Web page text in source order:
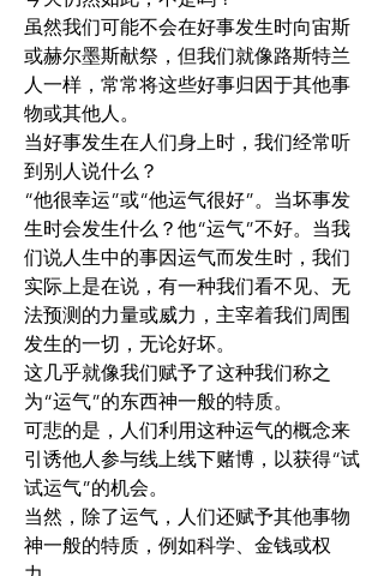
虽然我们可能不会在好事发生时向宙斯
或赫尔墨斯献祭，但我们就像路斯特兰
人一样，常常将这些好事归因于其他事
物或其他人。
当好事发生在人们身上时，我们经常听
到别人说什么？
“他很幸运”或“他运气很好”。当坏事发
生时会发生什么？他“运气”不好。当我
们说人生中的事因运气而发生时，我们
实际上是在说，有一种我们看不见、无
法预测的力量或威力，主宰着我们周围
发生的一切，无论好坏。
这几乎就像我们赋予了这种我们称之
为“运气”的东西神一般的特质。
可悲的是，人们利用这种运气的概念来
引诱他人参与线上线下赌博，以获得“试
试运气”的机会。
当然，除了运气，人们还赋予其他事物
神一般的特质，例如科学、金钱或权